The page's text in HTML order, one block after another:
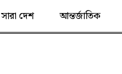
সারা দেশ আন্তর্জাতিক